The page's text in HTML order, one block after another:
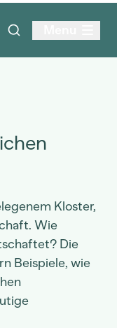
Kloster,
Wie
Die
Beispiele, wie